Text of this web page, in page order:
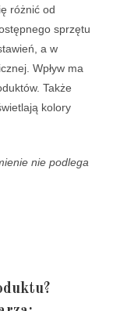
różnić od
sprzętu
a w
Wpływ ma
Także
kolory
nie podlega